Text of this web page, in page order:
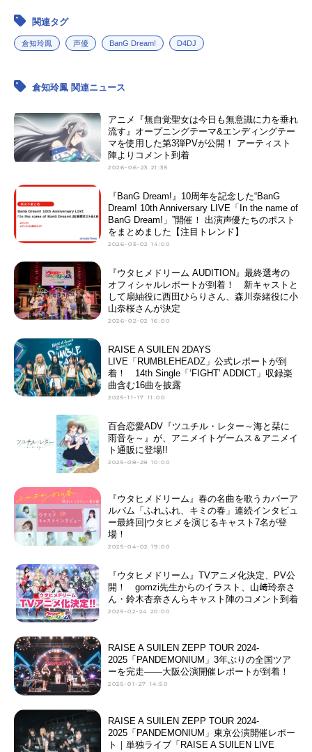
関連タグ
倉知玲鳳 声優 BanG Dream! D4DJ
倉知玲鳳 関連ニュース
アニメ『無自覚聖女は今日も無意識に力を垂れ
流す』オープニングテーマ&エンディングテー
マを使用した第3弾PVが公開！ アーティスト
陣よりコメント到着
2026-06-23 21:35
『BanG Dream!』10周年を記念した“BanG
Dream! 10th Anniversary LIVE「In the name of
BanG Dream!」”開催！ 出演声優たちのポスト
をまとめました【注目トレンド】
2026-03-02 14:00
『ウタヒメドリーム AUDITION』最終選考の
オフィシャルレポートが到着！ 新キャストと
して扇紬役に西田ひらりさん、森川奈緒役に小
山奈桜さんが決定
2026-02-02 16:00
RAISE A SUILEN 2DAYS
LIVE「RUMBLEHEADZ」公式レポートが到
着！ 14th Single「‘FIGHT’ ADDICT」収録楽
曲含む16曲を披露
2025-11-17 11:00
百合恋愛ADV『ツユチル・レター～海と栞に
雨音を～』が、アニメイトゲームス＆アニメイ
ト通販に登場!!
2025-08-28 10:00
『ウタヒメドリーム』春の名曲を歌うカバーア
ルバム「ふれふれ、キミの春」連続インタビュ
ー最終回|ウタヒメを演じるキャスト7名が登
場！
2025-04-02 19:00
『ウタヒメドリーム』TVアニメ化決定、PV公
開！ gomzi先生からのイラスト、山﨑玲奈さ
ん・鈴木杏奈さんらキャスト陣のコメント到着
2025-02-24 20:00
RAISE A SUILEN ZEPP TOUR 2024-
2025「PANDEMONIUM」3年ぶりの全国ツア
ーを完走――大阪公演開催レポートが到着！
2025-01-27 14:50
RAISE A SUILEN ZEPP TOUR 2024-
2025「PANDEMONIUM」東京公演開催レポー
ト｜単独ライブ「RAISE A SUILEN LIVE